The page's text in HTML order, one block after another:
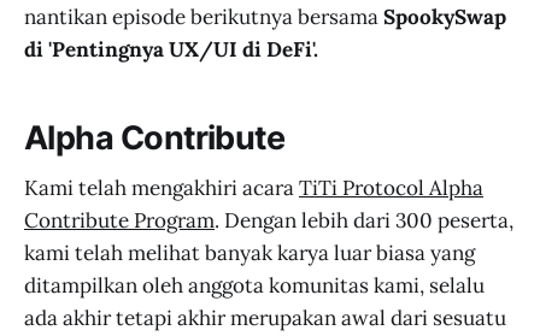
nantikan episode berikutnya bersamaSpookySwap
di 'Pentingnya UX/UI di DeFi'.
Alpha Contribute
Kami telah mengakhiri acaraTiTi Protocol Alpha
Contribute Program. Dengan lebih dari 300 peserta,
kami telah melihat banyak karya luar biasa yang
ditampilkan oleh anggota komunitas kami, selalu
ada akhir tetapi akhir merupakan awal dari sesuatu